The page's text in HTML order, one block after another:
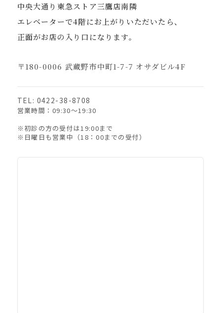
中央大通り東急ストア三鷹店南隣
エレベーターで4階にお上がりいただいたら、
正面がお店の入り口になります。
〒180-0006 武蔵野市中町1-7-7 オサダビル4F
TEL: 0422-38-8708
営業時間：09:30〜19:30
※初診の方の受付は19:00まで
※日曜日も営業中（18：00までの受付）